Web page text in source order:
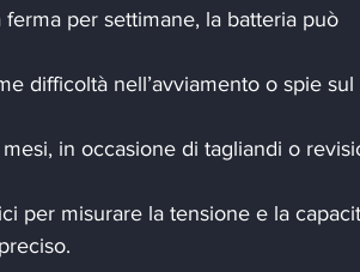
ferma per settimane, la batteria può
difficoltà nell’avviamento o spie sul
mesi, in occasione di tagliandi o
per misurare la tensione e la